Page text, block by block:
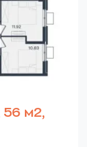
56 м2,